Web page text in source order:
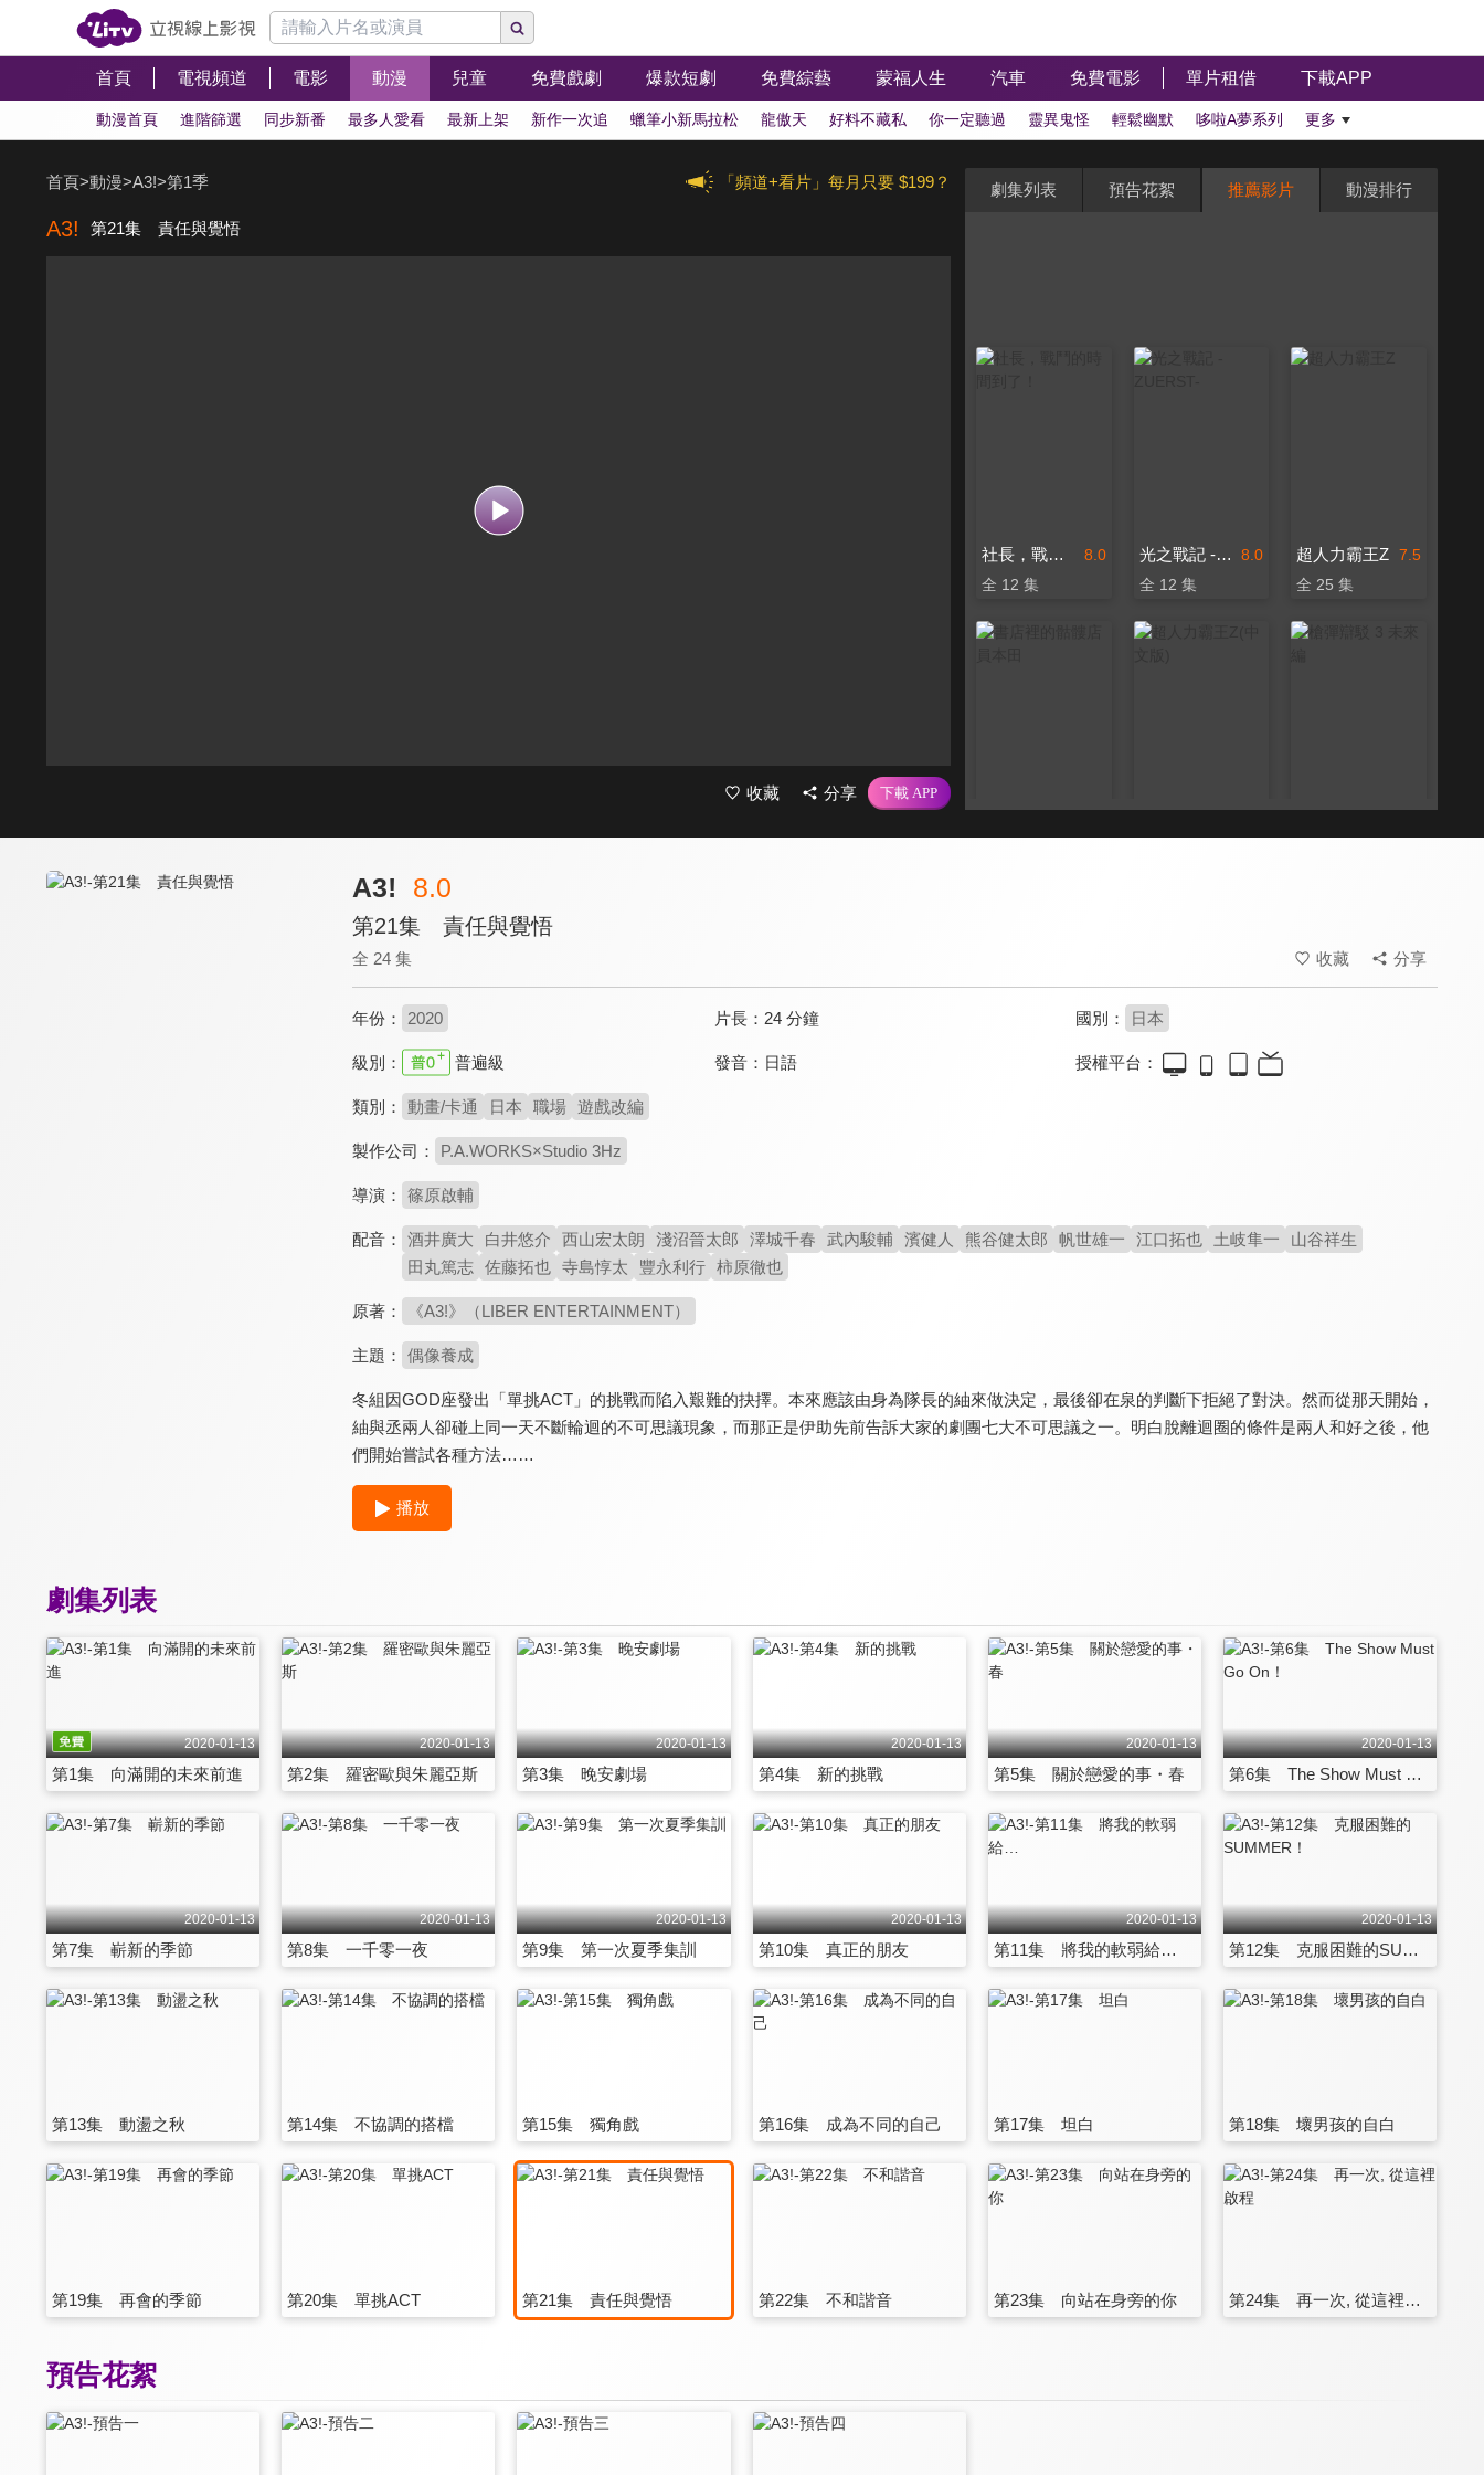
首頁 電視頻道 電影 動漫 兒童 免費戲劇 爆款短劇 免費綜藝 蒙福人生 汽車 免費電影 單片租借 下載APP
動漫首頁 進階篩選 同步新番 最多人愛看 最新上架 新作一次追 蠟筆小新馬拉松 龍傲天 好料不藏私 你一定聽過 靈異鬼怪 輕鬆幽默 哆啦A夢系列 更多
「頻道+看片」每月只要 $199？
首頁>動漫>A3!>第1季
A3! 第21集 責任與覺悟
收藏 分享
劇集列表 預告花絮 推薦影片 動漫排行
8.0
社長，戰鬥的時間到了！
全 12 集
8.0
光之戰記 -ZUERST-
全 12 集
7.5
超人力霸王Z
全 25 集
全 12 集 全 12 集 全 26 集
A3! 8.0
第21集 責任與覺悟
全 24 集 收藏 分享
年份： 2020 片長： 24 分鐘 國別： 日本
級別： 普遍級 發音： 日語 授權平台：
類別： 動畫/卡通 日本 職場 遊戲改編
製作公司： P.A.WORKS×Studio 3Hz
導演： 篠原啟輔
配音： 酒井廣大 白井悠介 西山宏太朗 淺沼晉太郎 澤城千春 武內駿輔 濱健人 熊谷健太郎 帆世雄一 江口拓也 土岐隼一
山谷祥生
田丸篤志 佐藤拓也 寺島惇太 豐永利行 柿原徹也
原著： 《A3!》（LIBER ENTERTAINMENT）
主題： 偶像養成
冬組因GOD座發出「單挑ACT」的挑戰而陷入艱難的抉擇。本來應該由身為隊長的紬來做決定，最後卻在泉的判斷下拒絕了對決。然而從那天開始，
紬與丞兩人卻碰上同一天不斷輪迴的不可思議現象，而那正是伊助先前告訴大家的劇團七大不可思議之一。明白脫離迴圈的條件是兩人和好之後，他
們開始嘗試各種方法……
播放
劇集列表
2020-01-13
第1集 向滿開的未來前進
2020-01-13
第2集 羅密歐與朱麗亞斯
2020-01-13
第3集 晚安劇場
2020-01-13
第4集 新的挑戰
2020-01-13
第5集 關於戀愛的事・春
2020-01-13
第6集 The Show Must Go On！
2020-01-13
第7集 嶄新的季節
2020-01-13
第8集 一千零一夜
2020-01-13
第9集 第一次夏季集訓
2020-01-13
第10集 真正的朋友
2020-01-13
第11集 將我的軟弱給…
2020-01-13
第12集 克服困難的SUMMER！
第13集 動盪之秋 第14集 不協調的搭檔 第15集 獨角戲 第16集 成為不同的自己 第17集 坦白 第18集 壞男孩的自白
第19集 再會的季節 第20集 單挑ACT 第21集 責任與覺悟 第22集 不和諧音 第23集 向站在身旁的你 第24集 再一次, 從這裡啟程
預告花絮